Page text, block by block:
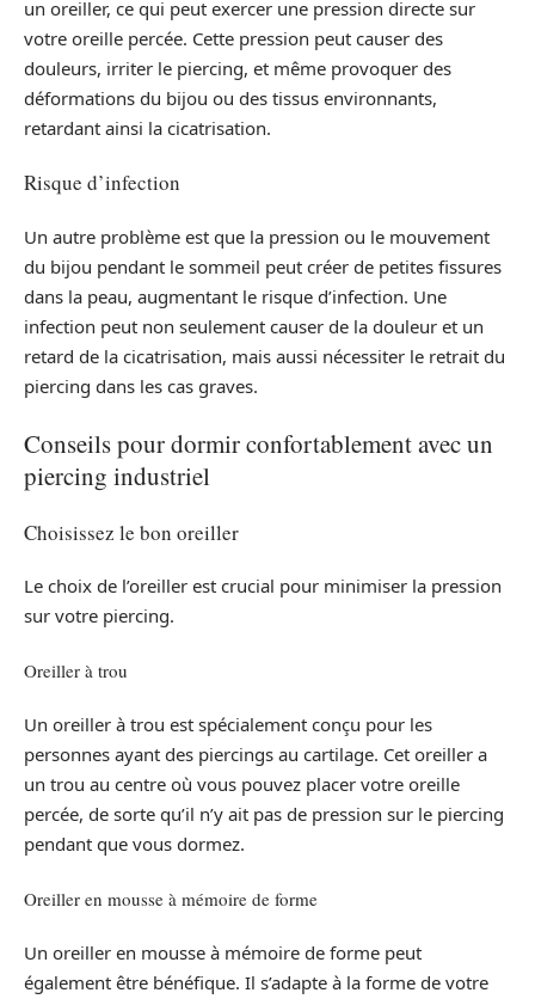
un oreiller, ce qui peut exercer une pression directe sur
votre oreille percée. Cette pression peut causer des
douleurs, irriter le piercing, et même provoquer des
déformations du bijou ou des tissus environnants,
retardant ainsi la cicatrisation.
Risque d’infection
Un autre problème est que la pression ou le mouvement
du bijou pendant le sommeil peut créer de petites fissures
dans la peau, augmentant le risque d’infection. Une
infection peut non seulement causer de la douleur et un
retard de la cicatrisation, mais aussi nécessiter le retrait du
piercing dans les cas graves.
Conseils pour dormir confortablement avec un
piercing industriel
Choisissez le bon oreiller
Le choix de l’oreiller est crucial pour minimiser la pression
sur votre piercing.
Oreiller à trou
Un oreiller à trou est spécialement conçu pour les
personnes ayant des piercings au cartilage. Cet oreiller a
un trou au centre où vous pouvez placer votre oreille
percée, de sorte qu’il n’y ait pas de pression sur le piercing
pendant que vous dormez.
Oreiller en mousse à mémoire de forme
Un oreiller en mousse à mémoire de forme peut
également être bénéfique. Il s’adapte à la forme de votre